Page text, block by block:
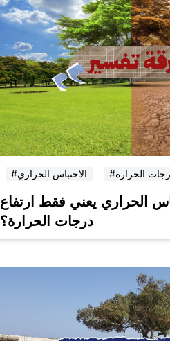
#الاحتباس الحراري الحرارة
الحراري يعني فقط ارتفاع
درجات الحرارة؟